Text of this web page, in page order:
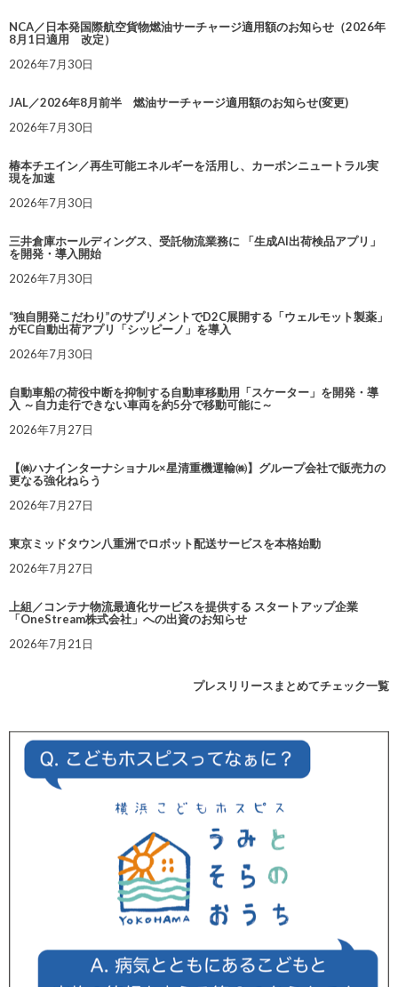
NCA／日本発国際航空貨物燃油サーチャージ適用額のお知らせ（2026年
8月1日適用 改定）
2026年7月30日
JAL／2026年8月前半 燃油サーチャージ適用額のお知らせ(変更)
2026年7月30日
椿本チエイン／再生可能エネルギーを活用し、カーボンニュートラル実
現を加速
2026年7月30日
三井倉庫ホールディングス、受託物流業務に 「生成AI出荷検品アプリ」
を開発・導入開始
2026年7月30日
“独自開発こだわり”のサプリメントでD2C展開する「ウェルモット製薬」
がEC自動出荷アプリ「シッピーノ」を導入
2026年7月30日
自動車船の荷役中断を抑制する自動車移動用「スケーター」を開発・導
入 ～自力走行できない車両を約5分で移動可能に～
2026年7月27日
【㈱ハナインターナショナル×星清重機運輸㈱】グループ会社で販売力の
更なる強化ねらう
2026年7月27日
東京ミッドタウン八重洲でロボット配送サービスを本格始動
2026年7月27日
上組／コンテナ物流最適化サービスを提供する スタートアップ企業
「OneStream株式会社」への出資のお知らせ
2026年7月21日
プレスリリースまとめてチェック一覧